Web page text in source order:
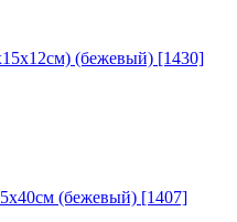
(бежевый) [1430]
(бежевый) [1407]